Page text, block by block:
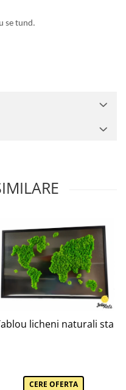
se tund.
naturale stabilizate,
licheni naturali
CERE OFERTA